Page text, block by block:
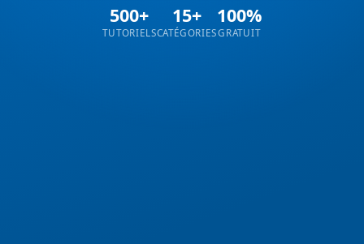
500+
TUTORIELS
15+
CATÉGORIES
100%
GRATUIT